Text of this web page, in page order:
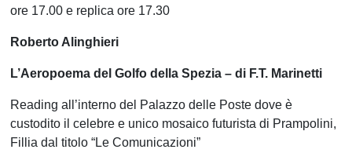
ore 17.00 e replica ore 17.30
Roberto Alinghieri
L’Aeropoema del Golfo della Spezia – di F.T. Marinetti
Reading all’interno del Palazzo delle Poste dove è
custodito il celebre e unico mosaico futurista di Prampolini,
Fillia dal titolo “Le Comunicazioni”